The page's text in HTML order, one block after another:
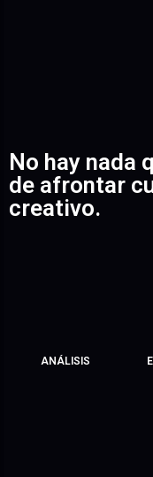
No hay nada
de afrontar
creativo.
ANÁLISIS